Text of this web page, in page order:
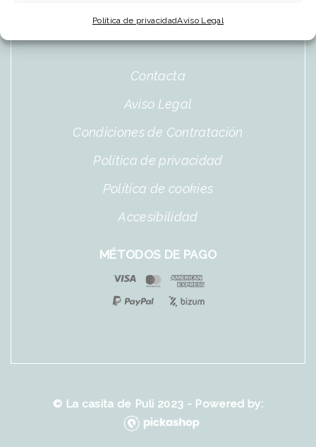
Política de privacidadAviso Legal
hola@lacasitadepuli.com
Contacta
Aviso Legal
Condiciones de Contratación
Política de privacidad
Política de cookies
Accesibilidad
MÉTODOS DE PAGO
© La casita de Puli 2023 - Powered by: